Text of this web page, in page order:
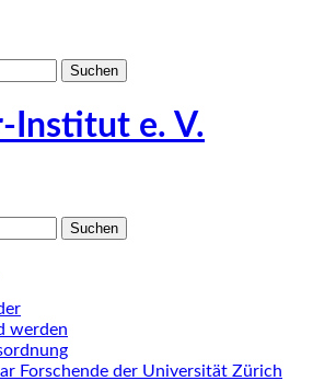
Institut e. V.
werden
Forschende der Universität Zürich